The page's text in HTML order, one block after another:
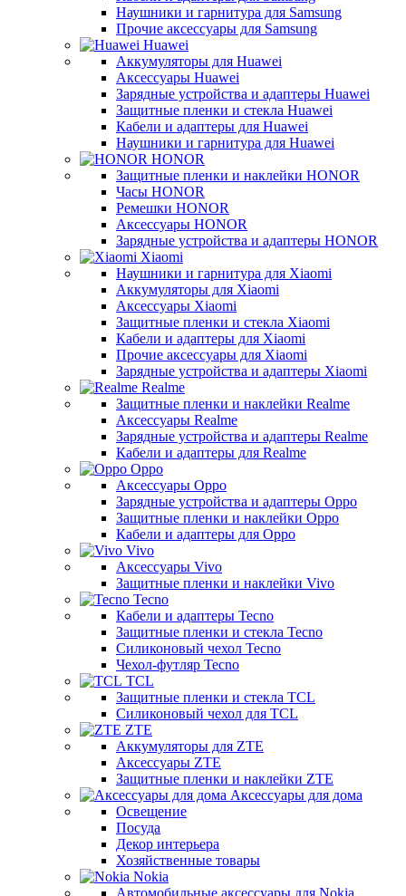
Наушники и гарнитура для Samsung
Прочие аксессуары для Samsung
Huawei
Аккумуляторы для Huawei
Аксессуары Huawei
Зарядные устройства и адаптеры Huawei
Защитные пленки и стекла Huawei
Кабели и адаптеры для Huawei
Наушники и гарнитура для Huawei
HONOR
Защитные пленки и наклейки HONOR
Часы HONOR
Ремешки HONOR
Аксессуары HONOR
Зарядные устройства и адаптеры HONOR
Xiaomi
Наушники и гарнитура для Xiaomi
Аккумуляторы для Xiaomi
Аксессуары Xiaomi
Защитные пленки и стекла Xiaomi
Кабели и адаптеры для Xiaomi
Прочие аксессуары для Xiaomi
Зарядные устройства и адаптеры Xiaomi
Realme
Защитные пленки и наклейки Realme
Аксессуары Realme
Зарядные устройства и адаптеры Realme
Кабели и адаптеры для Realme
Oppo
Аксессуары Oppo
Зарядные устройства и адаптеры Oppo
Защитные пленки и наклейки Oppo
Кабели и адаптеры для Oppo
Vivo
Аксессуары Vivo
Защитные пленки и наклейки Vivo
Tecno
Кабели и адаптеры Tecno
Защитные пленки и стекла Tecno
Силиконовый чехол Tecno
Чехол-футляр Tecno
TCL
Защитные пленки и стекла TCL
Силиконовый чехол для TCL
ZTE
Аккумуляторы для ZTE
Аксессуары ZTE
Защитные пленки и наклейки ZTE
Аксессуары для дома
Освещение
Посуда
Декор интерьера
Хозяйственные товары
Nokia
Автомобильные аксессуары для Nokia